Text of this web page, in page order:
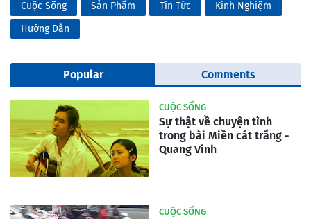
Cuộc Sống Sản Phẩm Tin Tức
Kinh Nghiệm
Hướng Dẫn
Popular Comments
CUỘC SỐNG
Sự thật về chuyện tình
trong bài Miền cát trắng -
Quang Vinh
CUỘC SỐNG